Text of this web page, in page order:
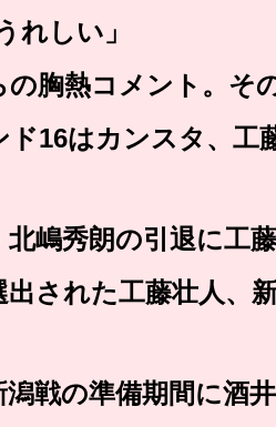
れしい」
の胸熱コメント。そ
ド16はカンスタ、工
嶋秀朗の引退に工
出された工藤壮人、
戦の準備期間に酒